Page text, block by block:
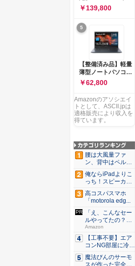
ー 83K9003JJP ノー
トPC
ソコン Vivobook 15
M1502NAQ 15.6イ
ンチ AMD Ryzen 7
170 メモリ16GB
SSD 512GB
Microsoft 365
Personal (24か月版)
搭載 Windows 11 重
量1.7kg Wi-Fi 6E ク
ワイエットブルー
M1502NAQ-
￥139,800
5
【整備済み品】軽量
薄型ノートパソコン
dynabook G83 ■
13.3型
FHD(1920x1080) -
高性能第11世代Core
i5-1135G7 - メモリ
16GB - SSD 256GB
USB Type-C - MS
Office 2021 - Win11
搭載
￥62,800
Amazonのアソシエイ
トとして、ASCII.jpは
適格販売により収入を
得ています。
腰は大風量ファ
ン、背中はペルチ
ェ冷却。ダ...
俺ならiPadよりこ
っち！スピーカー
9個...
高コスパスマホ
「motorola edg...
「え、こんなセー
ルやってたの？」
80％O...
Amazon
【工事不要】エア
コンNG部屋に冷房
を！ ...
魔法びんのサーモ
スが作った完全遮